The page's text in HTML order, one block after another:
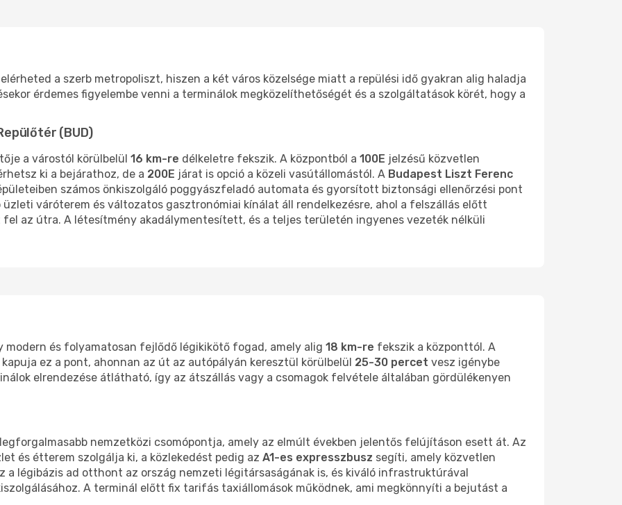
a szerb metropoliszt, hiszen a két város közelsége miatt a repülési idő gyakran alig haladja
érdemes figyelembe venni a terminálok megközelíthetőségét és a szolgáltatások körét, hogy a
(BUD)
a várostól körülbelül 16 km-re délkeletre fekszik. A központból a 100E jelzésű közvetlen
ki a bejárathoz, de a 200E járat is opció a közeli vasútállomástól. A Budapest Liszt Ferenc
számos önkiszolgáló poggyászfeladó automata és gyorsított biztonsági ellenőrzési pont
váróterem és változatos gasztronómiai kínálat áll rendelkezésre, ahol a felszállás előtt
az útra. A létesítmény akadálymentesített, és a teljes területén ingyenes vezeték nélküli
modern és folyamatosan fejlődő légikikötő fogad, amely alig 18 km-re fekszik a központtól. A
ez a pont, ahonnan az út az autópályán keresztül körülbelül 25-30 percet vesz igénybe
elrendezése átlátható, így az átszállás vagy a csomagok felvétele általában gördülékenyen
nemzetközi csomópontja, amely az elmúlt években jelentős felújításon esett át. Az
és étterem szolgálja ki, a közlekedést pedig az A1-es expresszbusz segíti, amely közvetlen
a légibázis ad otthont az ország nemzeti légitársaságának is, és kiváló infrastruktúrával
A terminál előtt fix tarifás taxiállomások működnek, ami megkönnyíti a bejutást a